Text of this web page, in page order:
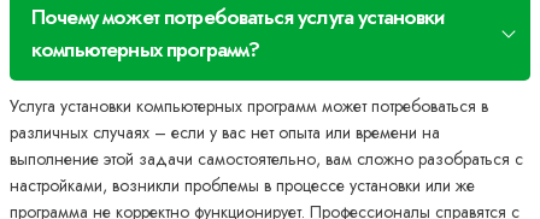
Почему может потребоваться услуга установки
компьютерных программ?
Услуга установки компьютерных программ может потребоваться в
различных случаях – если у вас нет опыта или времени на
выполнение этой задачи самостоятельно, вам сложно разобраться с
настройками, возникли проблемы в процессе установки или же
программа не корректно функционирует. Профессионалы справятся с